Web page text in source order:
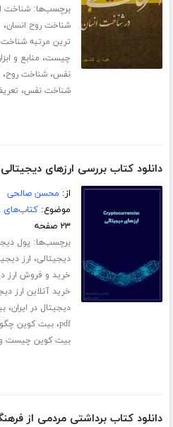
برچسب‌ها:شناخت
شناخت روح انسان،
ترین مرتبه
چیست، منابع و
نفس،شناخت روح،
شناخت نفس،
دانلود کتاب بررسی ارزهای دیجیتالی
از: محسن صالحی
موضوع:کتاب‌های
۲۳ صفحه
برچسب‌ها: پول
دیجیتالی، ارز
خرید و فروش ارز
خرید آنلاین ارز
دیجیتال در ایران،
pdf،بیت کوین
بیت کوین چیست و
دانلود کتاب برداشتی مردمی از